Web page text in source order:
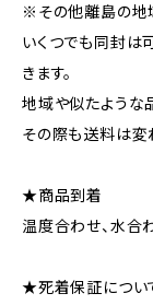
※その他離島の地
いくつでも同封は
きます。
地域や似たような
その際も送料は変
★商品到着
温度合わせ、水合
★死着保証につい